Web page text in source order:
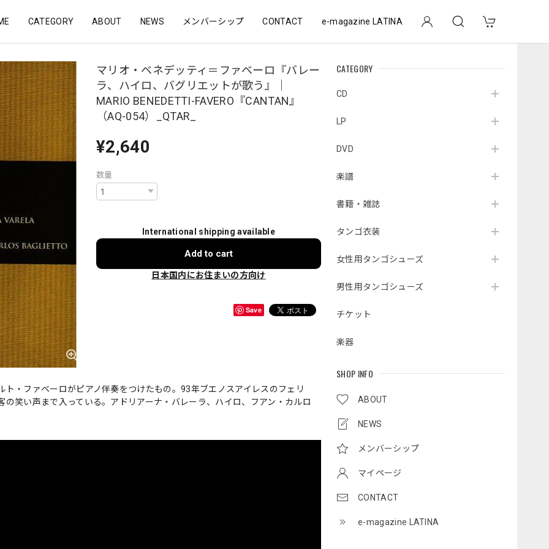
CATEGORY ABOUT NEWS メンバーシップ CONTACT e-magazine LATINA
CATEGORY
CD
LP
DVD
楽譜
書籍・雑誌
タンゴ衣装
女性用タンゴシューズ
男性用タンゴシューズ
チケット
楽器
SHOP INFO
ABOUT
NEWS
メンバーシップ
マイページ
CONTACT
e-magazine LATINA
マリオ・ベネデッティ＝ファベーロ『バレー
ラ、ハイロ、バグリエットが歌う』｜
MARIO BENEDETTI-FAVERO『CANTAN』
（AQ-054）_QTAR_
¥2,640
数量
International shipping available
Add to cart
日本国内にお住まいの方向け
Save
・ファベーロがピアノ伴奏をつけたもの。93年ブエノスアイレスのフェリ
笑い声まで入っている。アドリアーナ・バレーラ、ハイロ、フアン・カルロ